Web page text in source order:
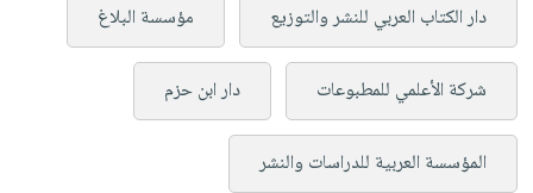
دار الكتاب العربي للنشر والتوزيع مؤسسة البلاغ
شركة الأعلمي للمطبوعات دار ابن حزم
المؤسسة العربية للدراسات والنشر